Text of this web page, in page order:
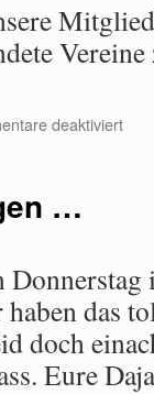
deaktiviert
…
das
doch
Eure